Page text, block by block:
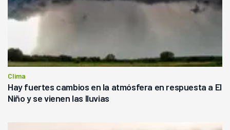
Clima
Hay fuertes cambios en la atmósfera en respuesta a El
Niño y se vienen las lluvias